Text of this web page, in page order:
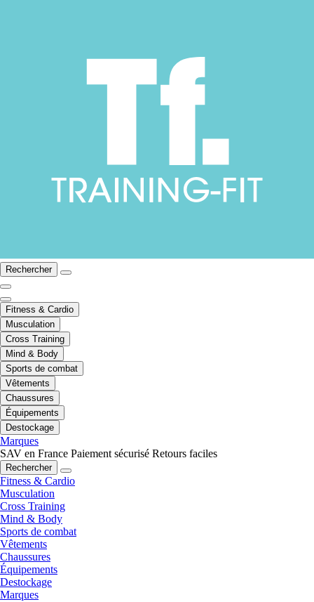
Rechercher
Fitness & Cardio
Musculation
Cross Training
Mind & Body
Sports de combat
Vêtements
Chaussures
Équipements
Destockage
Marques
SAV en France Paiement sécurisé Retours faciles
Rechercher
Fitness & Cardio
Musculation
Cross Training
Mind & Body
Sports de combat
Vêtements
Chaussures
Équipements
Destockage
Marques